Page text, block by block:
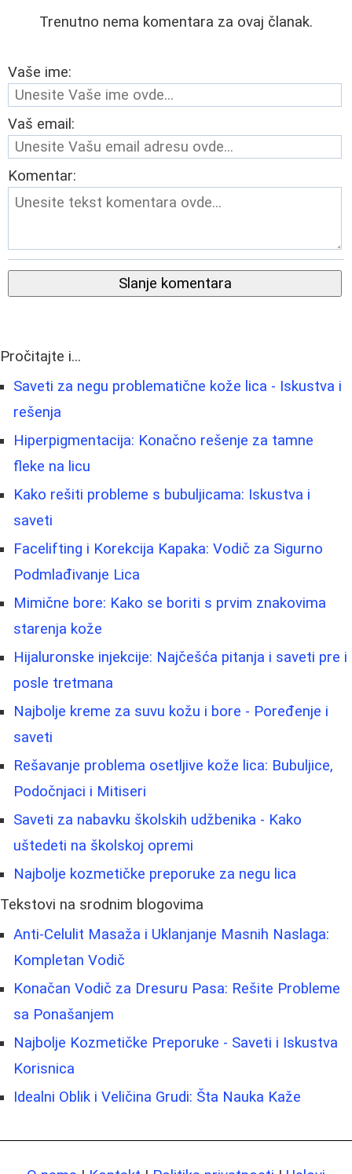
Trenutno nema komentara za ovaj članak.
Vaše ime:
Vaš email:
Komentar:
Slanje komentara
Pročitajte i...
Saveti za negu problematične kože lica - Iskustva i
rešenja
Hiperpigmentacija: Konačno rešenje za tamne
fleke na licu
Kako rešiti probleme s bubuljicama: Iskustva i
saveti
Facelifting i Korekcija Kapaka: Vodič za Sigurno
Podmlađivanje Lica
Mimične bore: Kako se boriti s prvim znakovima
starenja kože
Hijaluronske injekcije: Najčešća pitanja i saveti pre i
posle tretmana
Najbolje kreme za suvu kožu i bore - Poređenje i
saveti
Rešavanje problema osetljive kože lica: Bubuljice,
Podočnjaci i Mitiseri
Saveti za nabavku školskih udžbenika - Kako
uštedeti na školskoj opremi
Najbolje kozmetičke preporuke za negu lica
Tekstovi na srodnim blogovima
Anti-Celulit Masaža i Uklanjanje Masnih Naslaga:
Kompletan Vodič
Konačan Vodič za Dresuru Pasa: Rešite Probleme
sa Ponašanjem
Najbolje Kozmetičke Preporuke - Saveti i Iskustva
Korisnica
Idealni Oblik i Veličina Grudi: Šta Nauka Kaže